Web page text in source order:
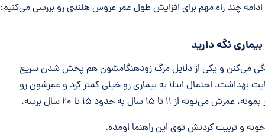
چند راه مهم برای افزایش طول عمر عروس هلندی رو بررسی می‌کنیم:
نگه دارید
می‌کنن و یکی از دلایل مرگ زودهنگامشون هم پخش شدن سریع
بهداشت، احتمال ابتلا به بیماری رو خیلی کمتر کرد و عمرشون رو
تا ۱۵ سال به حدود ۱۵ تا ۲۰ سال برسه.
و تربیت کردنش توی این راهنما اومده.